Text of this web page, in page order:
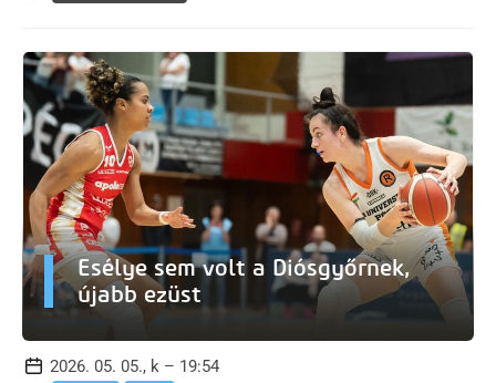
Esélye sem volt a Diósgyőrnek,
újabb ezüst
2026. 05. 05., k – 19:54